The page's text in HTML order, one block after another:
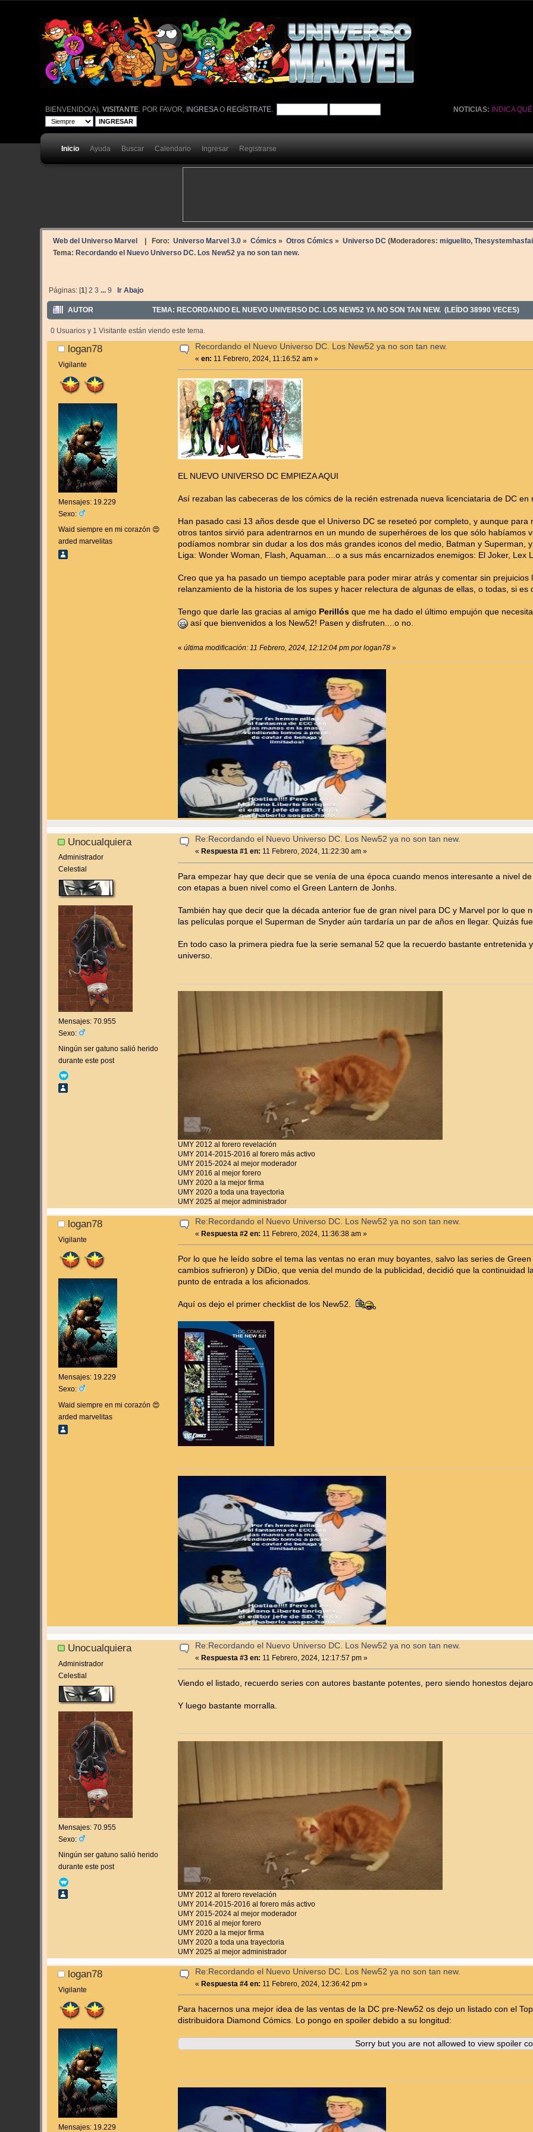
NOTICIAS: INDICA
BIENVENIDO(A), VISITANTE. POR FAVOR, INGRESAO REGÍSTRATE.
Inicio Ayuda Buscar Calendario Ingresar Registrarse
Web del Universo Marvel | Foro: Universo Marvel 3.0» Cómics » Otros Cómics » Universo DC(Moderadores: miguelito,
Tema: Recordando el Nuevo Universo DC. Los New52 ya no son tan new.
Páginas: [1] 2 3 ... 9 Ir Abajo
AUTOR TEMA: RECORDANDO EL NUEVO UNIVERSO DC. LOS NEW52 YA NO SON TAN NEW. (LEÍDO 38990 VECES)
0 Usuarios y 1 Visitante están viendo este tema.
logan78
Vigilante
Mensajes: 19.229
Sexo:
Waid siempre en mi corazón 😍
arded marvelitas
Recordando el Nuevo Universo DC. Los New52 ya no son tan new.
«en: 11 Febrero, 2024, 11:16:52 am »
EL NUEVO UNIVERSO DC EMPIEZA AQUI
Así rezaban las cabeceras de los cómics de la recién estrenada nueva licenciataria de DC
Han pasado casi 13 años desde que el Universo DC se reseteó por completo, y aunque
otros tantos sirvió para adentrarnos en un mundo de superhéroes de los que sólo habíamos
podíamos nombrar sin dudar a los dos más grandes iconos del medio, Batman y Superman,
Liga: Wonder Woman, Flash, Aquaman....o a sus más encarnizados enemigos: El Joker, Lex
Creo que ya ha pasado un tiempo aceptable para poder mirar atrás y comentar sin
relanzamiento de la historia de los supes y hacer relectura de algunas de ellas, o todas, si
Tengo que darle las gracias al amigo Perillós que me ha dado el último empujón que
así que bienvenidos a los New52! Pasen y disfruten....o no.
«última modificación: 11 Febrero, 2024, 12:12:04 pm por logan78 »
Unocualquiera
Administrador
Celestial
Mensajes: 70.955
Sexo:
Ningún ser gatuno salió herido
durante este post
Re:Recordando el Nuevo Universo DC. Los New52 ya no son tan new.
« Respuesta #1 en: 11 Febrero, 2024, 11:22:30 am »
Para empezar hay que decir que se venía de una época cuando menos interesante a nivel
con etapas a buen nivel como el Green Lantern de Jonhs.
También hay que decir que la década anterior fue de gran nivel para DC y Marvel por lo que
las películas porque el Superman de Snyder aún tardaría un par de años en llegar. Quizás
En todo caso la primera piedra fue la serie semanal 52 que la recuerdo bastante entretenida
universo.
UMY 2012 al forero revelación
UMY 2014-2015-2016 al forero más activo
UMY 2015-2024 al mejor moderador
UMY 2016 al mejor forero
UMY 2020 a la mejor firma
UMY 2020 a toda una trayectoria
UMY 2025 al mejor administrador
logan78
Vigilante
Mensajes: 19.229
Sexo:
Waid siempre en mi corazón 😍
arded marvelitas
Re:Recordando el Nuevo Universo DC. Los New52 ya no son tan new.
« Respuesta #2 en: 11 Febrero, 2024, 11:36:38 am »
Por lo que he leído sobre el tema las ventas no eran muy boyantes, salvo las series de
cambios sufrieron) y DiDio, que venia del mundo de la publicidad, decidió que la continuidad
punto de entrada a los aficionados.
Aquí os dejo el primer checklist de los New52.
Unocualquiera
Administrador
Celestial
Mensajes: 70.955
Sexo:
Ningún ser gatuno salió herido
durante este post
Re:Recordando el Nuevo Universo DC. Los New52 ya no son tan new.
« Respuesta #3 en: 11 Febrero, 2024, 12:17:57 pm »
Viendo el listado, recuerdo series con autores bastante potentes, pero siendo honestos
Y luego bastante morralla.
UMY 2012 al forero revelación
UMY 2014-2015-2016 al forero más activo
UMY 2015-2024 al mejor moderador
UMY 2016 al mejor forero
UMY 2020 a la mejor firma
UMY 2020 a toda una trayectoria
UMY 2025 al mejor administrador
logan78
Vigilante
Mensajes: 19.229
Re:Recordando el Nuevo Universo DC. Los New52 ya no son tan new.
«Respuesta #4 en: 11 Febrero, 2024, 12:36:42 pm »
Para hacernos una mejor idea de las ventas de la DC pre-New52 os dejo un listado con el
distribuidora Diamond Cómics. Lo pongo en spoiler debido a su longitud:
Sorry but you are not allowed to view spoiler